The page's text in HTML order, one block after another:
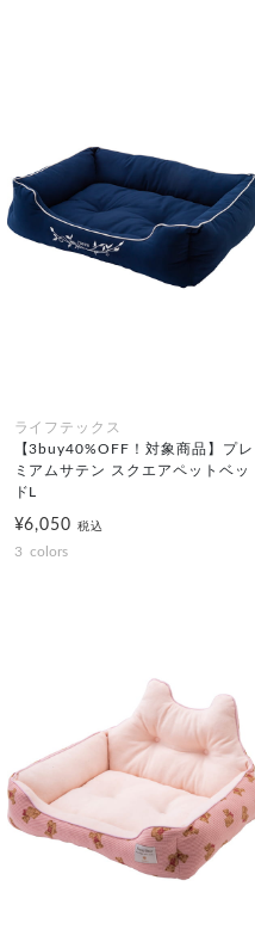
ライフテックス
【3buy40%OFF！対象商品】プレ
ミアムサテン スクエアペットベッ
ドL
¥6,050税込
3 colors